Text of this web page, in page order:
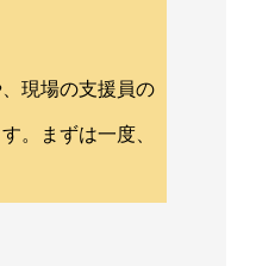
現場の支援員の
。まずは一度、